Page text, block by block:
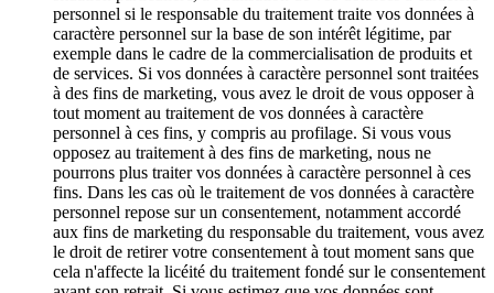
personnel si le responsable du traitement traite vos données à
caractère personnel sur la base de son intérêt légitime, par
exemple dans le cadre de la commercialisation de produits et
de services. Si vos données à caractère personnel sont traitées
à des fins de marketing, vous avez le droit de vous opposer à
tout moment au traitement de vos données à caractère
personnel à ces fins, y compris au profilage. Si vous vous
opposez au traitement à des fins de marketing, nous ne
pourrons plus traiter vos données à caractère personnel à ces
fins. Dans les cas où le traitement de vos données à caractère
personnel repose sur un consentement, notamment accordé
aux fins de marketing du responsable du traitement, vous avez
le droit de retirer votre consentement à tout moment sans que
cela n'affecte la licéité du traitement fondé sur le consentement